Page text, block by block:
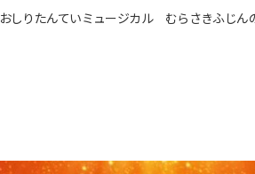
おしりたんていミュージカル むらさきふじん